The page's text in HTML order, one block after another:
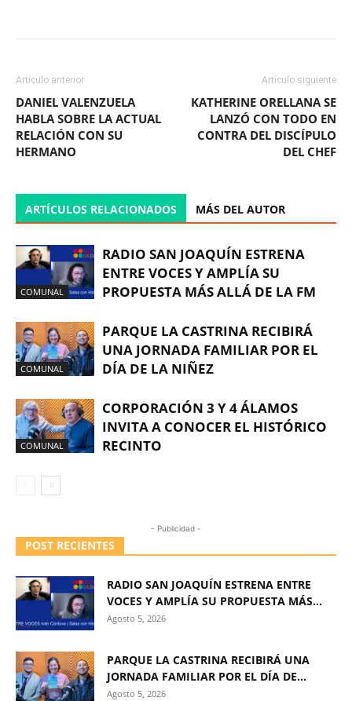
Artículo anterior
DANIEL VALENZUELA
HABLA SOBRE LA ACTUAL
RELACIÓN CON SU
HERMANO
Artículo siguiente
KATHERINE ORELLANA SE
LANZÓ CON TODO EN
CONTRA DEL DISCÍPULO
DEL CHEF
ARTÍCULOS RELACIONADOS MÁS DEL AUTOR
COMUNAL
RADIO SAN JOAQUÍN ESTRENA
ENTRE VOCES Y AMPLÍA SU
PROPUESTA MÁS ALLÁ DE LA FM
COMUNAL
PARQUE LA CASTRINA RECIBIRÁ
UNA JORNADA FAMILIAR POR EL
DÍA DE LA NIÑEZ
COMUNAL
CORPORACIÓN 3 Y 4 ÁLAMOS
INVITA A CONOCER EL HISTÓRICO
RECINTO
- Publicidad -
POST RECIENTES
RADIO SAN JOAQUÍN ESTRENA ENTRE
VOCES Y AMPLÍA SU PROPUESTA MÁS...
Agosto 5, 2026
PARQUE LA CASTRINA RECIBIRÁ UNA
JORNADA FAMILIAR POR EL DÍA DE...
Agosto 5, 2026